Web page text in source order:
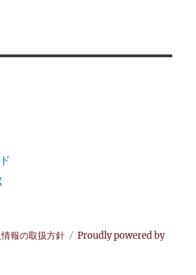
報の取扱方針
Proudly powered by